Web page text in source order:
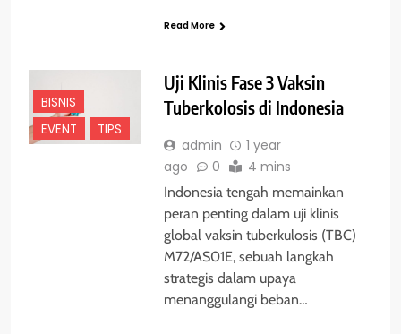
Read More
BISNIS
EVENT
TIPS
Uji Klinis Fase 3 Vaksin
Tuberkolosis di Indonesia
admin
1 year
ago
0 4 mins
Indonesia tengah memainkan
peran penting dalam uji klinis
global vaksin tuberkulosis (TBC)
M72/AS01E, sebuah langkah
strategis dalam upaya
menanggulangi beban…